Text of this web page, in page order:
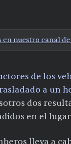
en nuestro canal
de los
a un
dos
en el
lleva a